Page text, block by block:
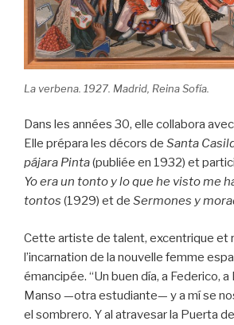
La verbena. 1927. Madrid, Reina Sofía.
Dans les années 30, elle collabora
Elle prépara les décors de Santa
pájara Pinta(publiée en 1932) et
Yo era un tonto y lo que he visto me
tontos (1929) et de Sermones y
Cette artiste de talent, excentrique et
l’incarnation de la nouvelle femme
émancipée. “Un buen día, a Federico, a
Manso —otra estudiante— y a mí se
el sombrero. Y al atravesar la Puerta